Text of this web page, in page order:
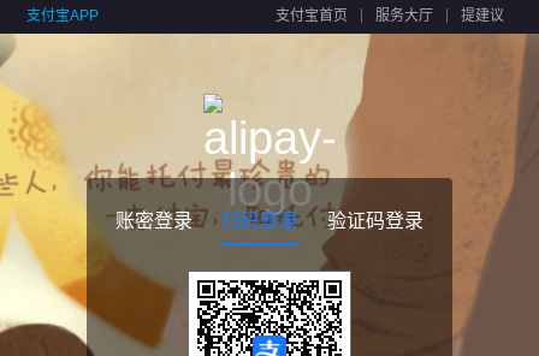
支付宝APP 支付宝首页 服务大厅 提建议
账密登录 扫码登录 验证码登录